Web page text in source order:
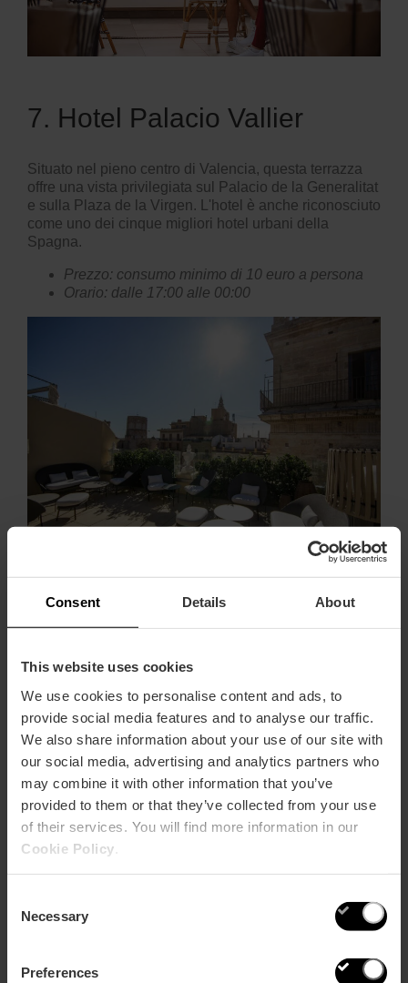
Consent Details About
This website uses cookies
We use cookies to personalise content and ads, to
provide social media features and to analyse our traffic.
We also share information about your use of our site with
our social media, advertising and analytics partners who
may combine it with other information that you’ve
provided to them or that they’ve collected from your use
of their services. You will find more information in our
Cookie Policy
Selection
Necessary
Preferences
7. Hotel Palacio Vallier
Situato nel pieno centro di Valencia, questa terrazza
offre una vista privilegiata sul Palacio de la Generalitat
e sulla Plaza de la Virgen. L'hotel è anche riconosciuto
come uno dei cinque migliori hotel urbani della
Spagna.
Prezzo: consumo minimo di 10 euro a persona
Orario: dalle 17:00 alle 00:00
8. Hotel Puerta Serranos
dove potrete godere di un'atmosfera esclusiva per
città di Valencia.
Prezzo: secondo il menu
Ore: dalle 12:00 alle 00:00